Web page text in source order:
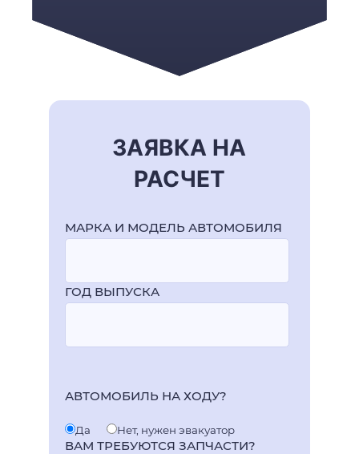
ЗАЯВКА НА
РАСЧЕТ
МАРКА И МОДЕЛЬ АВТОМОБИЛЯ
ГОД ВЫПУСКА
АВТОМОБИЛЬ НА ХОДУ?
Да Нет, нужен эвакуатор
ВАМ ТРЕБУЮТСЯ ЗАПЧАСТИ?